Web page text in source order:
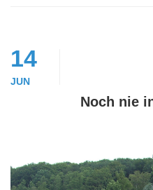
14
JUN
Noch nie